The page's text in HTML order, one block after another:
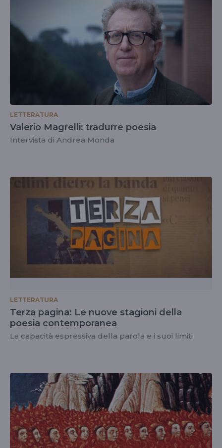
LETTERATURA
Valerio Magrelli: tradurre poesia
Intervista di Andrea Monda
LETTERATURA
Terza pagina: Le nuove stagioni della
poesia contemporanea
La capacità espressiva della parola e i suoi limiti